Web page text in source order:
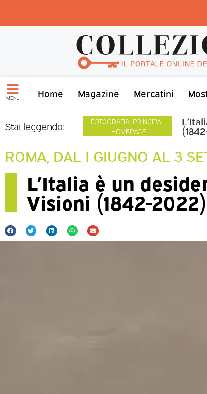
MENU Home Magazine Mercatini
Stai leggendo: FOTOGRAFIA, PRINCIPALI
HOMEPAGE
ROMA, DAL 1 GIUGNO AL 3
L’Italia è un
Visioni (1842-2022)